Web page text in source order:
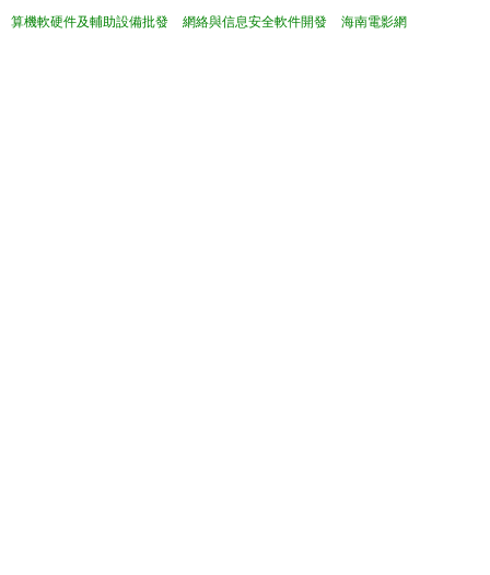
算機軟硬件及輔助設備批發
網絡與信息安全軟件開發 海南電影網